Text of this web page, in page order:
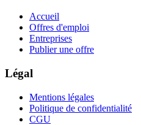
Accueil
Offres d'emploi
Entreprises
Publier une offre
Légal
Mentions légales
Politique de confidentialité
CGU